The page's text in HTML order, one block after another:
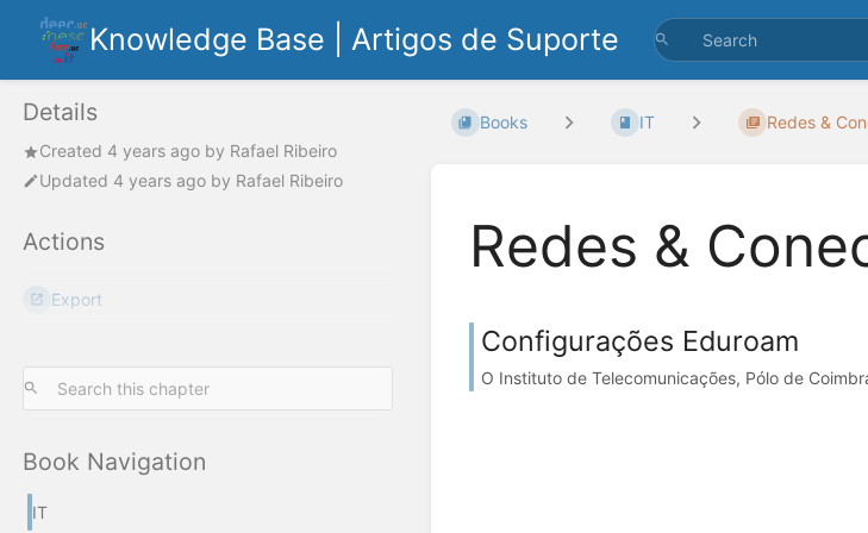
Knowledge Base | Artigos de Suporte
Details
Created 4 years ago by Rafael Ribeiro
Updated 4 years ago by Rafael Ribeiro
Actions
Export
Book Navigation
IT
Books IT Redes &
Redes &
Configurações Eduroam
O Instituto de Telecomunicações, Pólo de